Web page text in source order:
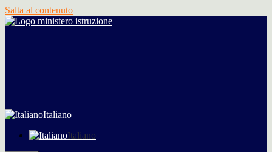
Salta al contenuto
Italiano
Italiano